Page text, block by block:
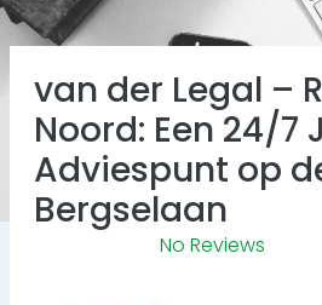
van der Legal –
Noord: Een 24/7
Adviespunt op
Bergselaan
No Reviews